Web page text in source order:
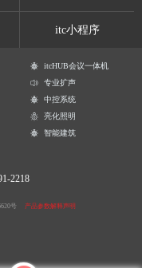
itc小程序
itcHUB会议一体机
专业扩声
中控系统
亮化照明
智能建筑
2218
号 产品参数解释声明